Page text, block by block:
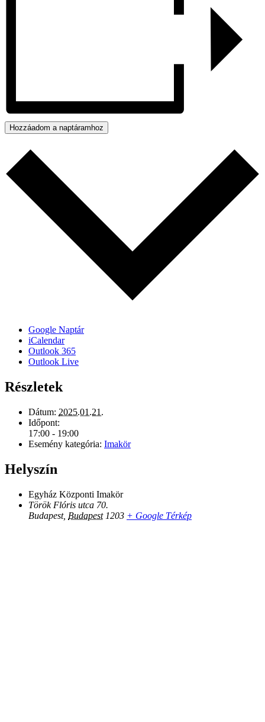
Hozzáadom a naptáramhoz
Google Naptár
iCalendar
Outlook 365
Outlook Live
Részletek
Dátum: 2025.01.21.
Időpont:
17:00 - 19:00
Esemény kategória: Imakör
Helyszín
Egyház Központi Imakör
Török Flóris utca 70.
Budapest, Budapest 1203 + Google Térkép